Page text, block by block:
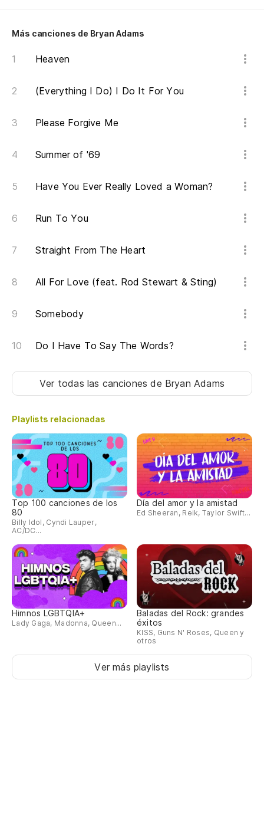
Más canciones de Bryan Adams
Heaven
(Everything I Do) I Do It For You
Please Forgive Me
Summer of '69
Have You Ever Really Loved a Woman?
Run To You
Straight From The Heart
All For Love (feat. Rod Stewart & Sting)
Somebody
Do I Have To Say The Words?
Ver todas las cancionesde Bryan Adams
Playlists relacionadas
Top 100 canciones de los
80
Billy Idol, Cyndi Lauper,
AC/DC...
Día del amor y la amistad
Ed Sheeran, Reik, Taylor Swift...
Himnos LGBTQIA+
Lady Gaga, Madonna, Queen...
Baladas del Rock: grandes
éxitos
KISS, Guns N' Roses, Queen y
otros
Ver más playlists